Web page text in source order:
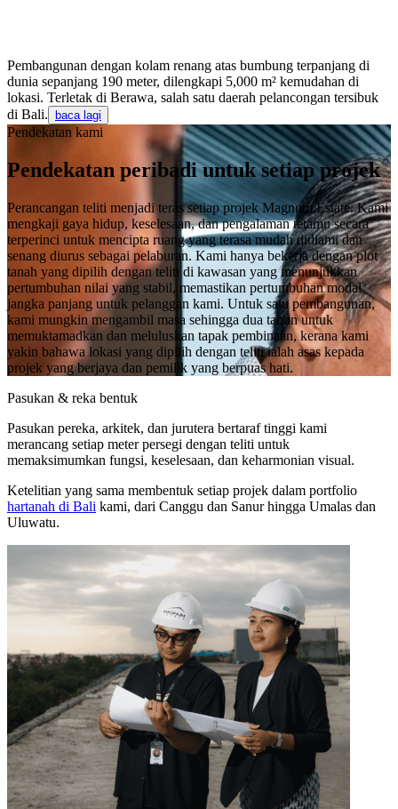
Pembangunan dengan kolam renang atas bumbung terpanjang di
dunia sepanjang 190 meter, dilengkapi 5,000 m² kemudahan di
lokasi. Terletak di Berawa, salah satu daerah pelancongan tersibuk
di Bali. baca lagi
Pendekatan kami
Pendekatan peribadi untuk setiap projek
Perancangan teliti menjadi teras setiap projek Magnum Estate. Kami
mengkaji gaya hidup, keselesaan, dan pengalaman tetamu secara
terperinci untuk mencipta ruang yang terasa mudah didiami dan
senang diurus sebagai pelaburan. Kami hanya bekerja dengan plot
tanah yang dipilih dengan teliti di kawasan yang menunjukkan
pertumbuhan nilai yang stabil, memastikan pertumbuhan modal
jangka panjang untuk pelanggan kami. Untuk satu pembangunan,
kami mungkin mengambil masa sehingga dua tahun untuk
memuktamadkan dan meluluskan tapak pembinaan, kerana kami
yakin bahawa lokasi yang dipilih dengan teliti ialah asas kepada
projek yang berjaya dan pemilik yang berpuas hati.
Pasukan & reka bentuk
Pasukan pereka, arkitek, dan jurutera bertaraf tinggi kami
merancang setiap meter persegi dengan teliti untuk
memaksimumkan fungsi, keselesaan, dan keharmonian visual.
Ketelitian yang sama membentuk setiap projek dalam portfolio
hartanah di Bali kami, dari Canggu dan Sanur hingga Umalas dan
Uluwatu.